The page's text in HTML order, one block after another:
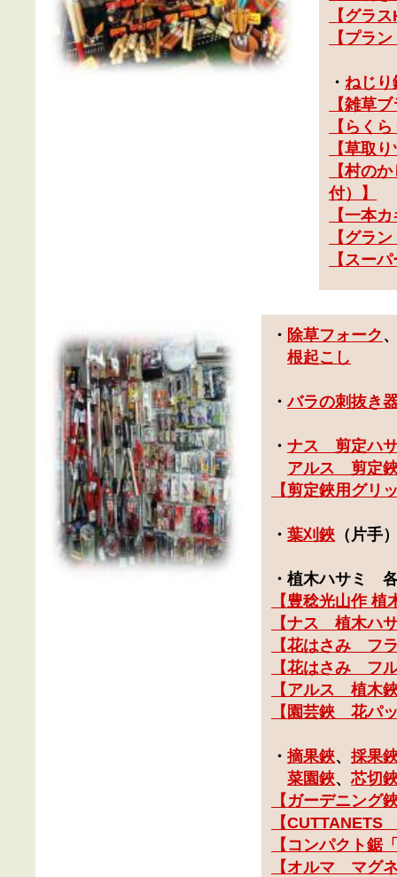
【グラ
【プラ
・ ねじり
【雑草
【らく
【草取
【村の
付）
】
【一本
【グラ
【スー
・ 除草フォーク
根起こし
・バラの刺抜き
・ナス 剪定ハ
アルス 剪定
【剪定鋏用グリ
・葉刈鋏 （片手
・植木ハサミ
【豊稔光山作 植
【ナス 植木ハ
【花はさみ フ
【花はさみ フ
【アルス 植木
【 園芸鋏 花パ
・摘果鋏、採果
菜園鋏、芯切
【 ガーデニング
【CUTTANETS
【 コンパクト鋸
【オルマ マグ